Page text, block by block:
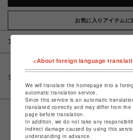
お気に入りアイテムに
アイテム説明 / 素材
シェアする
<About foreign language
We will translate the homepage into a
automatic translation service.
Since this service is an automatic
translated correctly and may differ from
page before translation.
In addition, we do not take any
indirect damage caused by using this
understanding in advance.